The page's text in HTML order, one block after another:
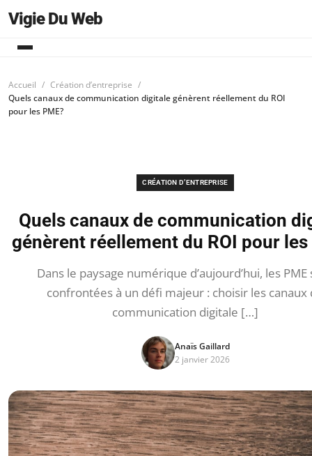
Vigie Du Web
Accueil
Création d’entreprise
Quels canaux de communication digitale génèrent réellement du ROI
pour les PME?
CRÉATION D’ENTREPRISE
Quels canaux de communication
génèrent réellement du ROI pour les
Dans le paysage numérique d’aujourd’hui, les PME
confrontées à un défi majeur : choisir les canaux
communication digitale […]
Anaïs Gaillard
2 janvier 2026